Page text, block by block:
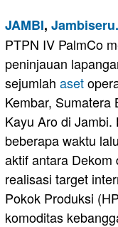
JAMBI,
PTPN IV PalmCo
peninjauan
sejumlah aset
Kembar, Sumatera
Kayu Aro di
beberapa waktu
aktif antara Dekom
realisasi target
Pokok Produksi
komoditas